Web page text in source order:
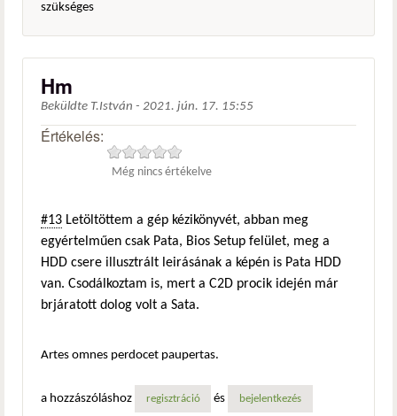
szükséges
Hm
Beküldte T.István - 2021. jún. 17. 15:55
Értékelés:
Még nincs értékelve
#13 Letöltöttem a gép kézikönyvét, abban meg
egyértelműen csak Pata, Bios Setup felület, meg a
HDD csere illusztrált leirásának a képén is Pata HDD
van. Csodálkoztam is, mert a C2D procik idején már
brjáratott dolog volt a Sata.
Artes omnes perdocet paupertas.
a hozzászóláshoz regisztráció és bejelentkezés